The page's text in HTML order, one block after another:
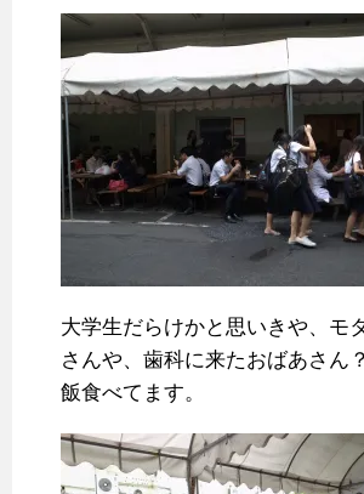
大学生だらけかと思いきや、モ
さんや、歯科に来たおばあさん
飯食べてます。